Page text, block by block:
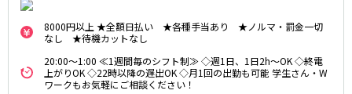
8000円以上 ★全額日払い ★各種手当あり ★ノルマ・罰金一切
なし ★待機カットなし
20:00～1:00 ≪1週間毎のシフト制≫ ◇週1日、1日2h～OK ◇終電
上がりOK ◇22時以降の遅出OK ◇月1回の出勤も可能 学生さん・W
ワークもお気軽にご相談ください！
該当求人 0件 選択した内容で設定
近鉄名古屋線
近鉄四日市駅
JR関西本線(名古屋～亀山)